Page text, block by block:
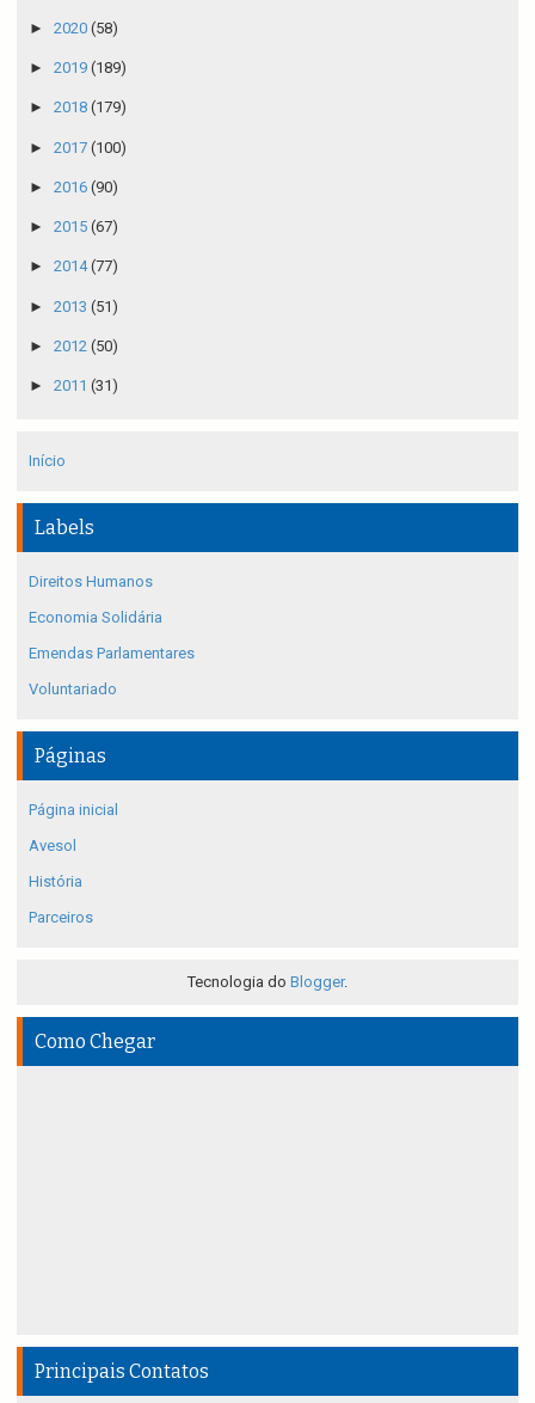
► 2020 (58)
► 2019 (189)
► 2018 (179)
► 2017 (100)
► 2016 (90)
► 2015 (67)
► 2014(77)
► 2013 (51)
► 2012 (50)
► 2011 (31)
Início
Labels
Direitos Humanos
Economia Solidária
Emendas Parlamentares
Voluntariado
Páginas
Página inicial
Avesol
História
Parceiros
Tecnologia do Blogger.
Como Chegar
Principais Contatos